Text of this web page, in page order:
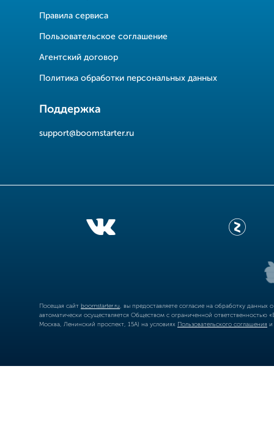
Правила сервиса
Пользовательское соглашение
Агентский договор
Политика обработки персональных данных
Поддержка
support@boomstarter.ru
Посещая сайт boomstarter.ru , вы предоставляете согласие на обработку
автоматически осуществляется Обществом с ограниченной
Москва, Ленинский проспект, 15А) на условиях Пользовательского соглашения и